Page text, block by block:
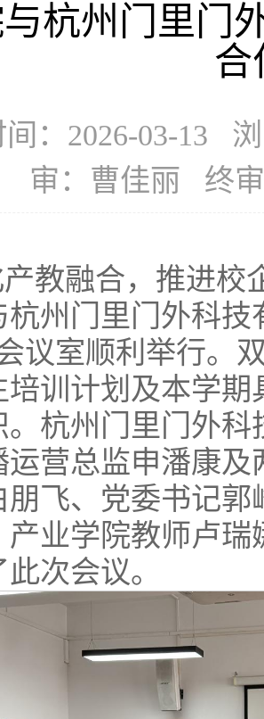
杭州门里门
合
间：2026-03-13
审：曹佳丽 终
教融合，推进校
杭州门里门外科
议室顺利举行。
培训计划及本学
。杭州门里门外
运营总监申潘康
朋飞、党委书记
产业学院教师卢
次会议。